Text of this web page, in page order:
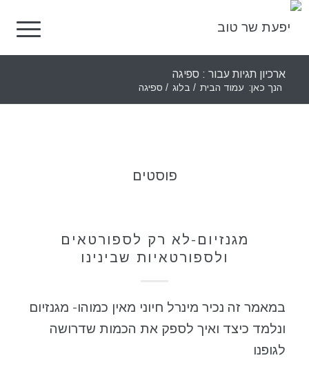
ארכיון תגיות עבור : ספיגה
הנך כאן: עמוד הבית / בלוג / ספיגה
פוסטים
מגנזיום-לא רק לספורטאים
ולספורטאיות שבינינו
במאמר זה נכיר מינרל חיוני מאין כמוהו- מגנזיום
ונלמד כיצד ואיך לספק את הכמות שדרושה
לגופנו